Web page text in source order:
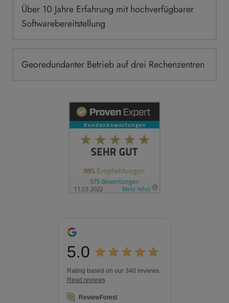
Über 10 Jahre Erfahrung mit hochverfügbarer
Softwarebereitstellung
Georedundanter Betrieb auf drei Rechenzentren
5.0
Rating based on our 340 reviews.
Read reviews
ReviewForest